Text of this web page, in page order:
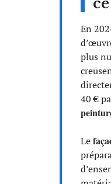
En
plus
40 €
Le